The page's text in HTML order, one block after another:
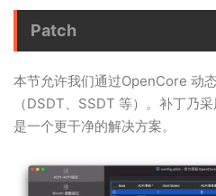
Patch
本节允许我们通过OpenCore 动
（DSDT、SSDT 等）。补丁乃
是一个更干净的解决方案。